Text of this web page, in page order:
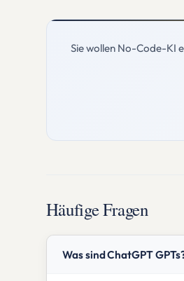
Sie wollen No-Code-KI
Häufige Fragen
Was sind ChatGPT